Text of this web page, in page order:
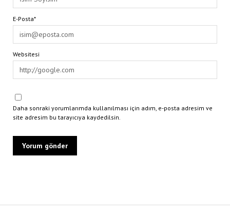
E-Posta*
Websitesi
Daha sonraki yorumlarımda kullanılması için adım, e-posta adresim ve
site adresim bu tarayıcıya kaydedilsin.